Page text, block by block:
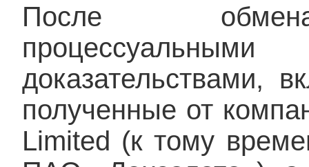
После
доказательствами,
полученные от
Limited (к тому